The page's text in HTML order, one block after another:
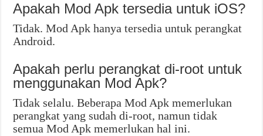
Apakah Mod Apk tersedia untuk iOS?
Tidak. Mod Apk hanya tersedia untuk perangkat
Android.
Apakah perlu perangkat di-root untuk
menggunakan Mod Apk?
Tidak selalu. Beberapa Mod Apk memerlukan
perangkat yang sudah di-root, namun tidak
semua Mod Apk memerlukan hal ini.